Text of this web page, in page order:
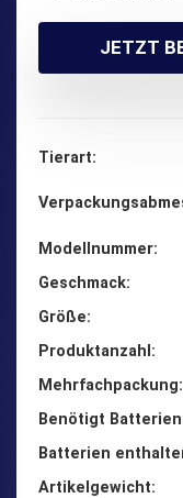
JETZT
Tierart
Modellnummer
Geschmack
Größe
Produktanzahl
Mehrfachpackung
Benötigt Batterien
Batterien
Artikelgewicht